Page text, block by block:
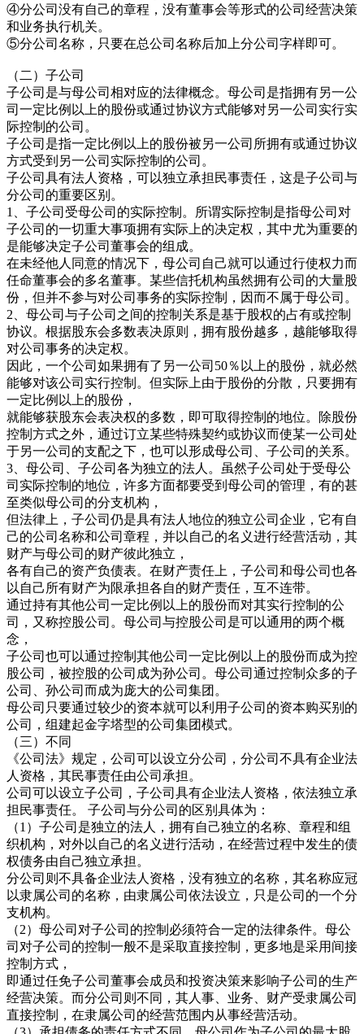
④分公司没有自己的章程，没有董事会等形式的公司经营决策
和业务执行机关。
⑤分公司名称，只要在总公司名称后加上分公司字样即可。
（二）子公司
子公司是与母公司相对应的法律概念。母公司是指拥有另一公
司一定比例以上的股份或通过协议方式能够对另一公司实行实
际控制的公司。
子公司是指一定比例以上的股份被另一公司所拥有或通过协议
方式受到另一公司实际控制的公司。
子公司具有法人资格，可以独立承担民事责任，这是子公司与
分公司的重要区别。
1、子公司受母公司的实际控制。所谓实际控制是指母公司对
子公司的一切重大事项拥有实际上的决定权，其中尤为重要的
是能够决定子公司董事会的组成。
在未经他人同意的情况下，母公司自己就可以通过行使权力而
任命董事会的多名董事。某些信托机构虽然拥有公司的大量股
份，但并不参与对公司事务的实际控制，因而不属于母公司。
2、母公司与子公司之间的控制关系是基于股权的占有或控制
协议。根据股东会多数表决原则，拥有股份越多，越能够取得
对公司事务的决定权。
因此，一个公司如果拥有了另一公司50％以上的股份，就必然
能够对该公司实行控制。但实际上由于股份的分散，只要拥有
一定比例以上的股份，
就能够获股东会表决权的多数，即可取得控制的地位。除股份
控制方式之外，通过订立某些特殊契约或协议而使某一公司处
于另一公司的支配之下，也可以形成母公司、子公司的关系。
3、母公司、子公司各为独立的法人。虽然子公司处于受母公
司实际控制的地位，许多方面都要受到母公司的管理，有的甚
至类似母公司的分支机构，
但法律上，子公司仍是具有法人地位的独立公司企业，它有自
己的公司名称和公司章程，并以自己的名义进行经营活动，其
财产与母公司的财产彼此独立，
各有自己的资产负债表。在财产责任上，子公司和母公司也各
以自己所有财产为限承担各自的财产责任，互不连带。
通过持有其他公司一定比例以上的股份而对其实行控制的公
司，又称控股公司。母公司与控股公司是可以通用的两个概
念，
子公司也可以通过控制其他公司一定比例以上的股份而成为控
股公司，被控股的公司成为孙公司。母公司通过控制众多的子
公司、孙公司而成为庞大的公司集团。
母公司只要通过较少的资本就可以利用子公司的资本购买别的
公司，组建起金字塔型的公司集团模式。
（三）不同
《公司法》规定，公司可以设立分公司，分公司不具有企业法
人资格，其民事责任由公司承担。
公司可以设立子公司，子公司具有企业法人资格，依法独立承
担民事责任。 子公司与分公司的区别具体为：
（1）子公司是独立的法人，拥有自己独立的名称、章程和组
织机构，对外以自己的名义进行活动，在经营过程中发生的债
权债务由自己独立承担。
分公司则不具备企业法人资格，没有独立的名称，其名称应冠
以隶属公司的名称，由隶属公司依法设立，只是公司的一个分
支机构。
（2）母公司对子公司的控制必须符合一定的法律条件。母公
司对子公司的控制一般不是采取直接控制，更多地是采用间接
控制方式，
即通过任免子公司董事会成员和投资决策来影响子公司的生产
经营决策。而分公司则不同，其人事、业务、财产受隶属公司
直接控制，在隶属公司的经营范围内从事经营活动。